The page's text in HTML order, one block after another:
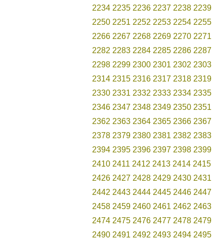
2234 2235 2236 2237 2238 2239
2250 2251 2252 2253 2254 2255
2266 2267 2268 2269 2270 2271
2282 2283 2284 2285 2286 2287
2298 2299 2300 2301 2302 2303
2314 2315 2316 2317 2318 2319
2330 2331 2332 2333 2334 2335
2346 2347 2348 2349 2350 2351
2362 2363 2364 2365 2366 2367
2378 2379 2380 2381 2382 2383
2394 2395 2396 2397 2398 2399
2410 2411 2412 2413 2414 2415
2426 2427 2428 2429 2430 2431
2442 2443 2444 2445 2446 2447
2458 2459 2460 2461 2462 2463
2474 2475 2476 2477 2478 2479
2490 2491 2492 2493 2494 2495